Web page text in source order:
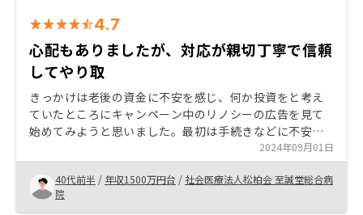
4.7
心配もありましたが、対応が親切丁寧で信頼
してやり取
きっかけは老後の資金に不安を感じ、何か投資をと考え
ていたところにキャンペーン中のリノシーの広告を見て
始めてみようと思いました。最初は手続きなどに不安が
ありましたが、担当の方々が親身に丁寧に対応していた
だき、円滑に取引が出来ました。信頼できる会社だと思
い、購入に至りました。
2024年09月01日
40代前半 / 年収1500万円台 / 社会医療法人松柏会 至誠堂総合病
院